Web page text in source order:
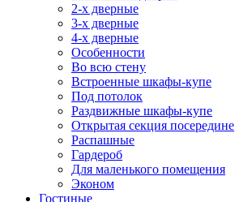
2-х дверные
3-х дверные
4-х дверные
Особенности
Во всю стену
Встроенные шкафы-купе
Под потолок
Раздвижные шкафы-купе
Открытая секция посередине
Распашные
Гардероб
Для маленького помещения
Эконом
Гостиные